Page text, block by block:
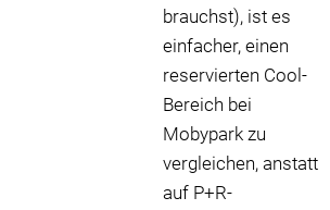
brauchst), ist es
einfacher, einen
reservierten Cool-
Bereich bei
Mobypark zu
vergleichen, anstatt
auf P+R-